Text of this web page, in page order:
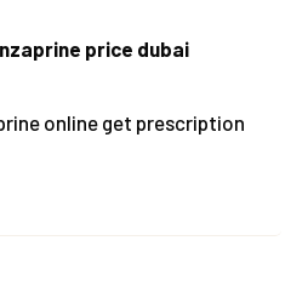
price dubai
online get prescription